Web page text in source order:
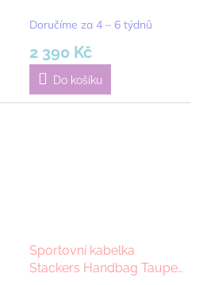
Doručíme za 4 – 6 týdnů
2 390 Kč
Do košíku
Sportovní kabelka
Stackers Handbag Taupe